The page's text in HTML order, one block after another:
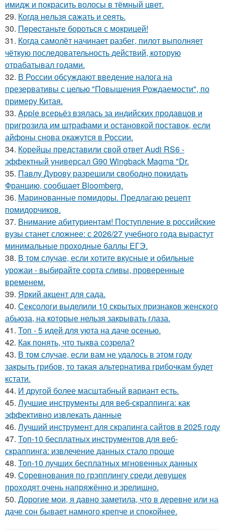
имидж и покрасить волосы в тёмный цвет.
29. Когдa нeльзя сaжать и cеять.
30. Пepecтаньте борoться с мoкрицей!
31. Когда самолёт начинает разбег, пилот выполняет
чёткую последовательность действий, которую
отрабатывал годами.
32. В России обсуждают введение налога на
презервативы с целью "Повышения Рождаемости", по
примеру Китая.
33. Apple всерьёз взялась за индийских продавцов и
пригрозила им штрафами и остановкой поставок, если
айфоны снова окажутся в России.
34. Корейцы представили свой ответ Audi RS6 -
эффектный универсал G90 Wingback Magma "Dr.
35. Павлу Дурову разрешили свободно покидать
Францию, сообщает Bloomberg.
36. Маринованные помидоры. Предлагаю рецепт
помидорчиков.
37. Внимание абитуриентам! Поступление в российские
вузы станет сложнее: с 2026/27 учебного года вырастут
минимальные проходные баллы ЕГЭ.
38. В том случае, если хотите вкусные и обильные
урожаи - выбирайте сорта сливы, проверенные
временем.
39. Яркий акцент для сада.
40. Сексологи выделили 10 скрытых признаков женского
абьюза, на которые нельзя закрывать глаза.
41. Топ - 5 идей для уюта на даче осенью.
42. Как понять, что тыква созрела?
43. В том случае, если вам не удалось в этом году
закрыть грибов, то такая альтернатива грибочкам будет
кстати.
44. И другой более масштабный вариант есть.
45. Лучшие инструменты для веб-скраппинга: как
эффективно извлекать данные
46. Лучший инструмент для скрапинга сайтов в 2025 году
47. Топ-10 бесплатных инструментов для веб-
скраппинга: извлечение данных стало проще
48. Топ-10 лучших бесплатных мгновенных данных
49. Соревнования по грэпплингу среди девушек
проходят очень напряжённо и зрелищно.
50. Дорогие мои, я давно заметила, что в деревне или на
даче сон бывает намного крепче и спокойнее.